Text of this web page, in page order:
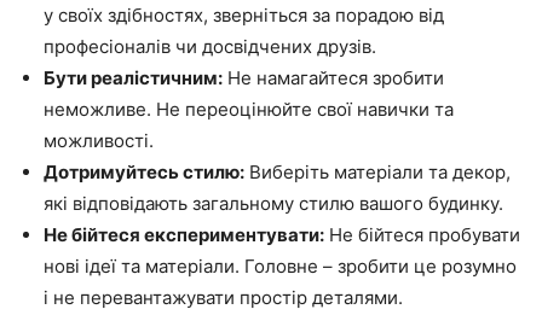
у своїх здібностях, зверніться за порадою від
професіоналів чи досвідчених друзів.
Бути реалістичним: Не намагайтеся зробити
неможливе. Не переоцінюйте свої навички та
можливості.
Дотримуйтесь стилю: Виберіть матеріали та декор,
які відповідають загальному стилю вашого будинку.
Не бійтеся експериментувати: Не бійтеся пробувати
нові ідеї та матеріали. Головне – зробити це розумно
і не перевантажувати простір деталями.